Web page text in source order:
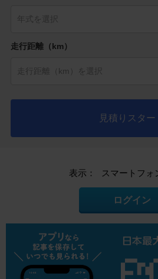
走行距離（km）
見積りスター
表示： スマートフォ
ログイン